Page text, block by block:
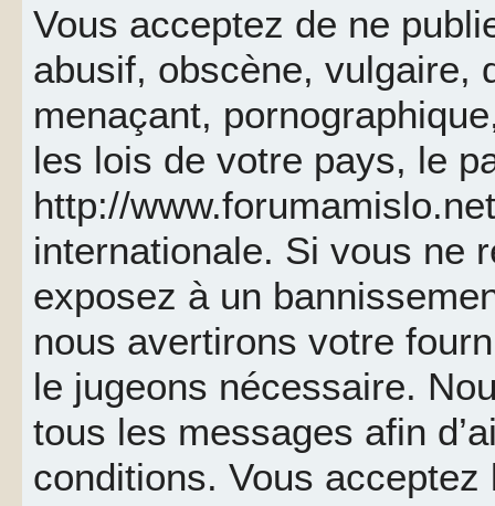
Vous acceptez de ne
abusif, obscène, vulgaire,
menaçant,
les lois de votre pays, le
http://
internationale. Si vous ne
exposez à un
nous avertirons votre
le jugeons nécessaire.
tous les messages afin
conditions. Vous acceptez